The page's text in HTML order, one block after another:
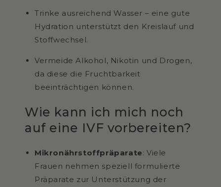
Trinke ausreichend Wasser – eine gute
Hydration unterstützt den Kreislauf und
Stoffwechsel.
Vermeide Alkohol, Nikotin und Drogen,
da diese die Fruchtbarkeit
beeinträchtigen können.
Wie kann ich mich noch
auf eine IVF vorbereiten?
Mikronährstoffpräparate: Viele
Frauen nehmen speziell formulierte
Präparate zur Unterstützung der